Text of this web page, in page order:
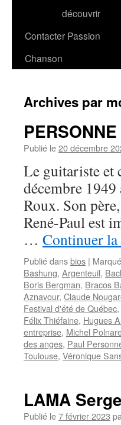
découvrir
Contacter Passion
Chanson
Archives par
Publié le20 décembre
Le guitariste et
décembre
Roux. Son
René-Paul est
… Continuer
Publié dansbios |
Bashung, Argenteuil,
Boris Bergman, Bracos
Aznavour, Claude
Festival d'été de Québec,
Félix Thiéfaine, Hugues
entreprise, Michel
des anges, Paul
Toulouse, Véronique
LAMA Serge
Publié le7 février 2023